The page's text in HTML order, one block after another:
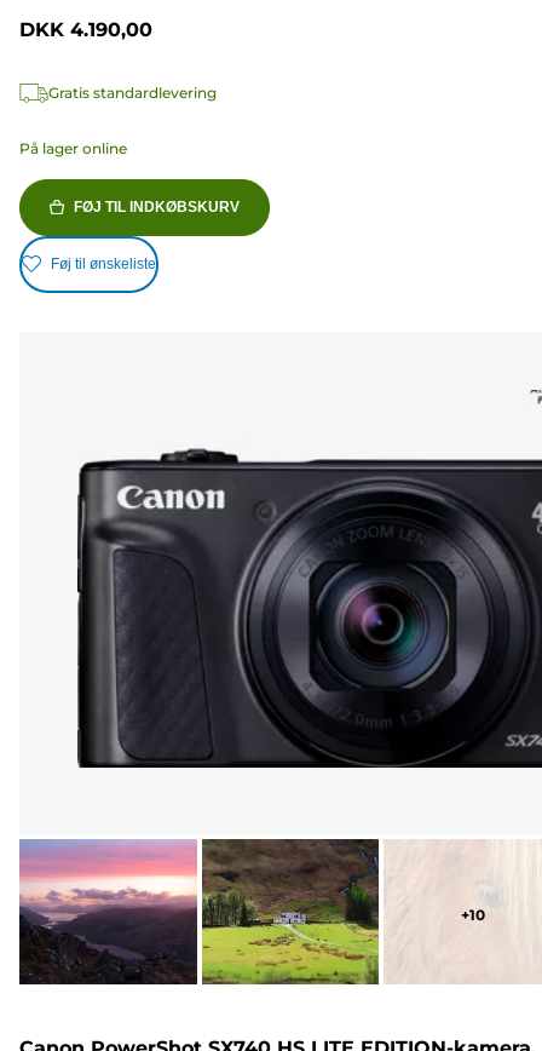
DKK 4.190,00
Gratis standardlevering
På lager online
FØJ TIL INDKØBSKURV
Føj til ønskeliste
+10